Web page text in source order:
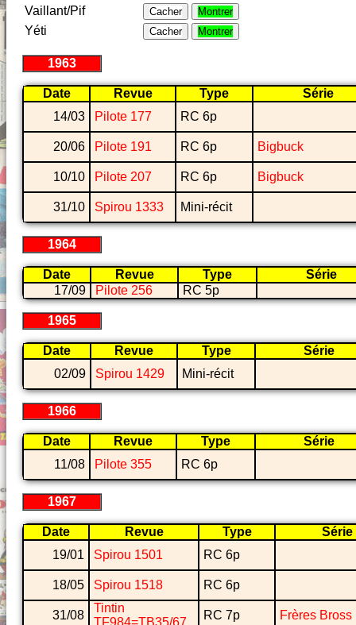
Vaillant/Pif Cacher Montrer
Yéti Cacher Montrer
1963
Date Revue Type
Série
14/03
Pilote 177 RC 6p
20/06 Pilote 191 RC 6p Bigbuck
10/10 Pilote 207 RC 6p Bigbuck
31/10 Spirou 1333 Mini-récit
1964
Date Revue Type
Série
17/09
Pilote 256 RC 5p
1965
Date Revue Type
Série
02/09
Spirou 1429 Mini-récit
1966
Date Revue Type
Série
11/08
Pilote 355 RC 6p
1967
Date Revue Type
Série
19/01
Spirou 1501 RC 6p
18/05 Spirou 1518 RC 6p
31/08
Tintin
RC 7p Frères Bross